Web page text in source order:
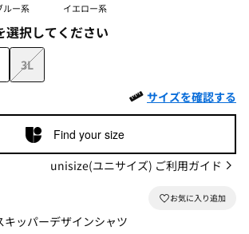
ルー系 イエロー系
選択してください
3L
サイズを確認する
Find your size
unisize(ユニサイズ) ご利用ガイド
ッパーデザインシャツ